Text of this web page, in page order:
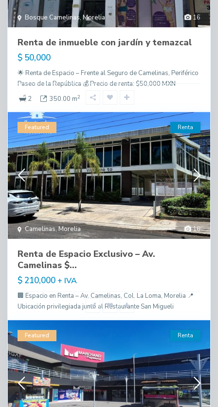
16
Bosque Camelinas, Morelia
Renta de inmueble con jardín y temazcal
$ 50,000
🌟 Renta de Espacio – Frente al Seguro de Camelinas, Periférico
Paseo de la República 💰 Precio de renta: $50,000 MXN
2
350.00 m2
16
Camelinas, Morelia
Featured Renta
Renta de Espacio Exclusivo – Av.
Camelinas $...
$ 210,000 + IVA
🏢 Espacio en Renta – Av. Camelinas, Col. La Loma, Morelia 📍
Ubicación privilegiada junto al Restaurante San Migueli
Featured Renta